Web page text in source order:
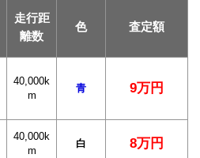
走行距
離数
色 査定額
40,000k
m
青 9万円
40,000k
m
白 8万円